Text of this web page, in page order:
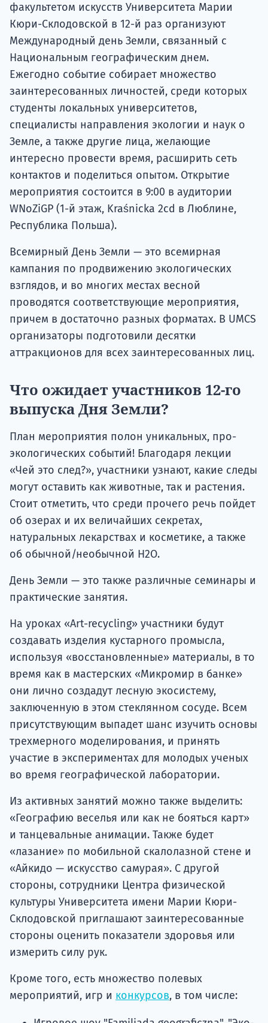
факультетом искусств Университета Марии
Кюри-Склодовской в ​​12-й раз организуют
Международный день Земли, связанный с
Национальным географическим днем.
Ежегодно событие собирает множество
заинтересованных личностей, среди которых
студенты локальных университетов,
специалисты направления экологии и наук о
Земле, а также другие лица, желающие
интересно провести время, расширить сеть
контактов и поделиться опытом. Открытие
мероприятия состоится в 9:00 в аудитории
WNoZiGP (1-й этаж, Kraśnicka 2cd в Люблине,
Республика Польша).
Всемирный День Земли — это всемирная
кампания по продвижению экологических
взглядов, и во многих местах весной
проводятся соответствующие мероприятия,
причем в достаточно разных форматах. В UMCS
организаторы подготовили десятки
аттракционов для всех заинтересованных лиц.
Что ожидает участников 12-го
выпуска Дня Земли?
План мероприятия полон уникальных, про-
экологических событий! Благодаря лекции
«Чей это след?», участники узнают, какие следы
могут оставить как животные, так и растения.
Стоит отметить, что среди прочего речь пойдет
об озерах и их величайших секретах,
натуральных лекарствах и косметике, а также
об обычной/необычной H2O.
День Земли — это также различные семинары и
практические занятия.
На уроках «Art-recycling» участники будут
создавать изделия кустарного промысла,
используя «восстановленные» материалы, в то
время как в мастерских «Микромир в банке»
они лично создадут лесную экосистему,
заключенную в этом стеклянном сосуде. Всем
присутствующим выпадет шанс изучить основы
трехмерного моделирования, и принять
участие в экспериментах для молодых ученых
во время географической лаборатории.
Из активных занятий можно также выделить:
«Географию веселья или как не бояться карт»
и танцевальные анимации. Также будет
«лазание» по мобильной скалолазной стене и
«Айкидо — искусство самурая». С другой
стороны, сотрудники Центра физической
культуры Университета имени Марии Кюри-
Склодовской приглашают заинтересованные
стороны оценить показатели здоровья или
измерить силу рук.
Кроме того, есть множество полевых
мероприятий, игр и конкурсов, в том числе: